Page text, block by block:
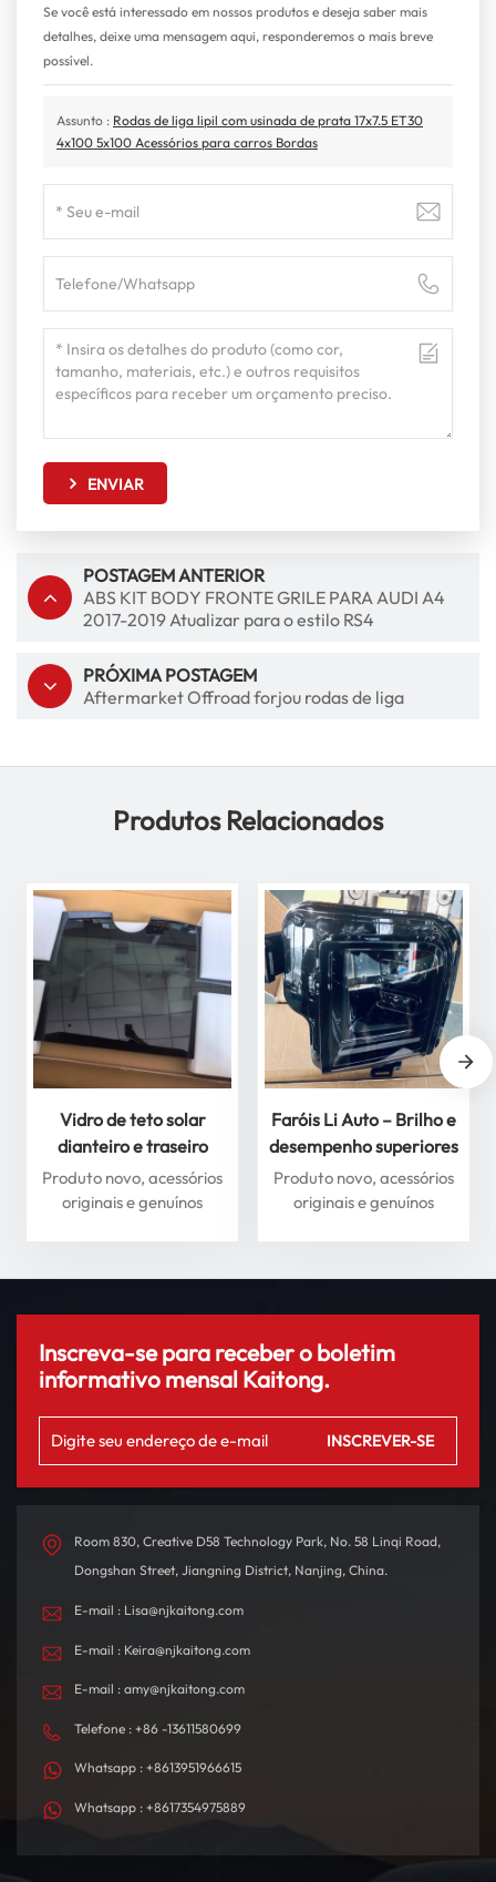
Se você está interessado em nossos produtos e deseja saber mais
detalhes, deixe uma mensagem aqui, responderemos o mais breve
possível.
Assunto : Rodas de liga lipil com usinada de prata 17x7.5 ET30
4x100 5x100 Acessórios para carros Bordas
ENVIAR
POSTAGEM ANTERIOR
ABS KIT BODY FRONTE GRILE PARA AUDI A4
2017-2019 Atualizar para o estilo RS4
PRÓXIMA POSTAGEM
Aftermarket Offroad forjou rodas de liga
Produtos Relacionados
Vidro de teto solar
dianteiro e traseiro
premium para Li Auto
Série L – Melhore sua
Produto novo, acessórios
originais e genuínos
Faróis Li Auto – Brilho e
desempenho superiores
para máxima segurança
Produto novo, acessórios
originais e genuínos
Inscreva-se para receber o boletim
informativo mensal Kaitong.
Room 830, Creative D58 Technology Park, No. 58 Linqi Road,
Dongshan Street, Jiangning District, Nanjing, China.
E-mail : Lisa@njkaitong.com
E-mail : Keira@njkaitong.com
E-mail : amy@njkaitong.com
Telefone : +86 -13611580699
Whatsapp : +8613951966615
Whatsapp : +8617354975889